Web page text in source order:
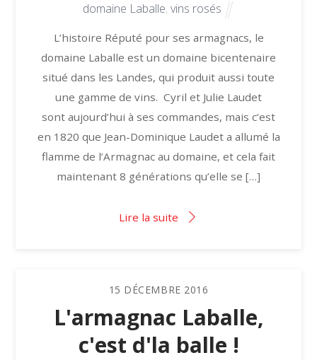
domaine Laballe, vins rosés
L’histoire Réputé pour ses armagnacs, le
domaine Laballe est un domaine bicentenaire
situé dans les Landes, qui produit aussi toute
une gamme de vins. Cyril et Julie Laudet
sont aujourd’hui à ses commandes, mais c’est
en 1820 que Jean-Dominique Laudet a allumé la
flamme de l’Armagnac au domaine, et cela fait
maintenant 8 générations qu’elle se […]
Lire la suite
15 DÉCEMBRE 2016
L'armagnac Laballe,
c'est d'la balle !